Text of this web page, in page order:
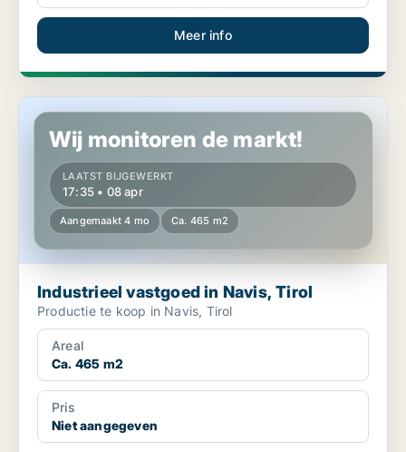
Meer info
Industrieel vastgoed in Navis, Tirol
Wij monitoren de markt!
LAATST BIJGEWERKT
17:35 • 08 apr
Aangemaakt 4 mo Ca. 465 m2
Industrieel vastgoed in Navis, Tirol
Productie te koop in Navis, Tirol
Areal
Ca. 465 m2
Pris
Niet aangegeven